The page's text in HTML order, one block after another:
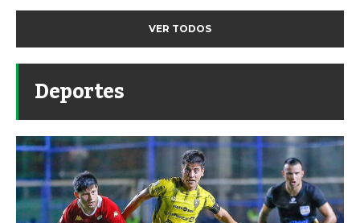
VER TODOS
Deportes